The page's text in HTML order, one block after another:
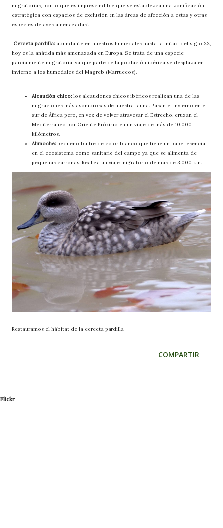
migratorias, por lo que es imprescindible que se establezca una zonificación
estratégica con espacios de exclusión en las áreas de afección a estas y otras
especies de aves amenazadas”.
Cerceta pardilla: abundante en nuestros humedales hasta la mitad del siglo XX,
hoy es la anátida más amenazada en Europa. Se trata de una especie
parcialmente migratoria, ya que parte de la población ibérica se desplaza en
invierno a los humedales del Magreb (Marruecos).
Alcaudón chico: los alcaudones chicos ibéricos realizan una de las
migraciones más asombrosas de nuestra fauna. Pasan el invierno en el
sur de África pero, en vez de volver atravesar el Estrecho, cruzan el
Mediterráneo por Oriente Próximo en un viaje de más de 10.000
kilómetros.
Alimoche: pequeño buitre de color blanco que tiene un papel esencial
en el ecosistema como sanitario del campo ya que se alimenta de
pequeñas carroñas. Realiza un viaje migratorio de más de 3.000 km.
Restauramos el hábitat de la cerceta pardilla
COMPARTIR
Flickr